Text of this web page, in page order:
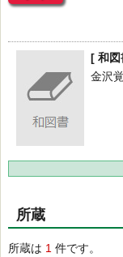
[ 和図
金沢
所蔵
所蔵は 1 件です。